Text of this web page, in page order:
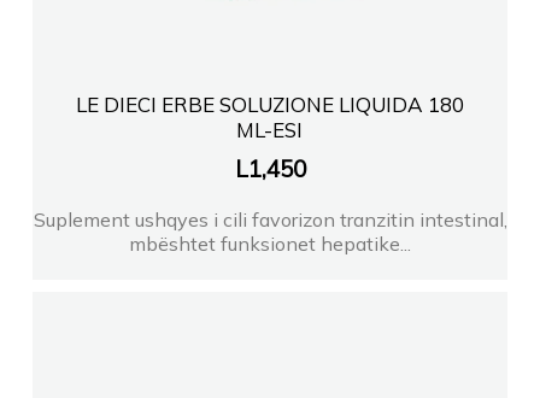
LE DIECI ERBE SOLUZIONE LIQUIDA 180
ML-ESI
L1,450
Suplement ushqyes i cili favorizon tranzitin intestinal,
mbështet funksionet hepatike...